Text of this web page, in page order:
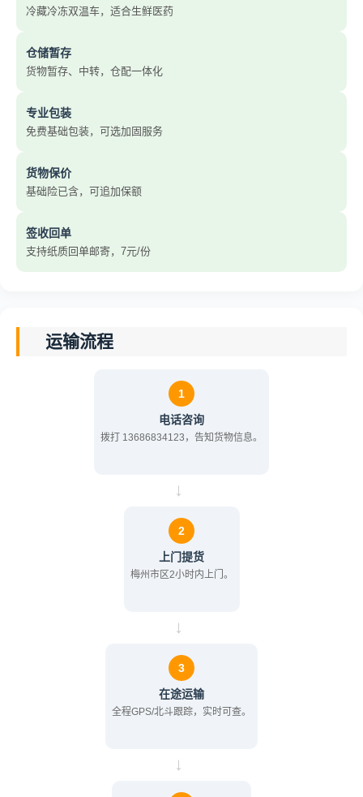
冷藏冷冻双温车，适合生鲜医药
仓储暂存
货物暂存、中转，仓配一体化
专业包装
免费基础包装，可选加固服务
货物保价
基础险已含，可追加保额
签收回单
支持纸质回单邮寄，7元/份
运输流程
1
电话咨询
拨打 13686834123，告知货物信息。
→
2
上门提货
梅州市区2小时内上门。
→
3
在途运输
全程GPS/北斗跟踪，实时可查。
→